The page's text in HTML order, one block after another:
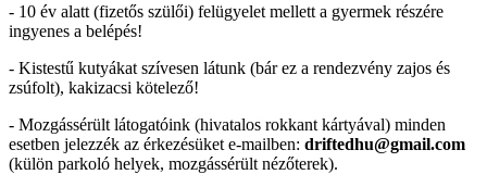
- 10 év alatt (fizetős szülői) felügyelet mellett a gyermek részére
ingyenes a belépés!
- Kistestű kutyákat szívesen látunk (bár ez a rendezvény zajos és
zsúfolt), kakizacsi kötelező!
- Mozgássérült látogatóink (hivatalos rokkant kártyával) minden
esetben jelezzék az érkezésüket e-mailben: driftedhu@gmail.com
(külön parkoló helyek, mozgássérült nézőterek).